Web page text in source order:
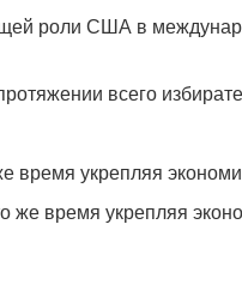
роли США в
всего
укрепляя
время укрепляя